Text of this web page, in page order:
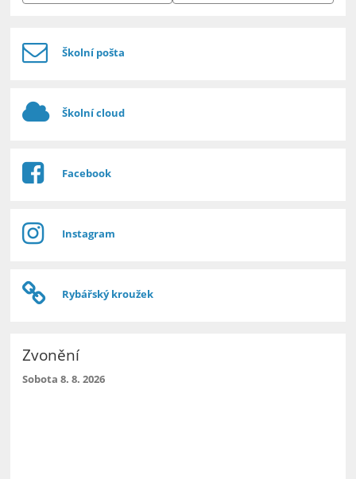
Školní pošta
Školní cloud
Facebook
Instagram
Rybářský kroužek
Zvonění
Sobota 8. 8. 2026